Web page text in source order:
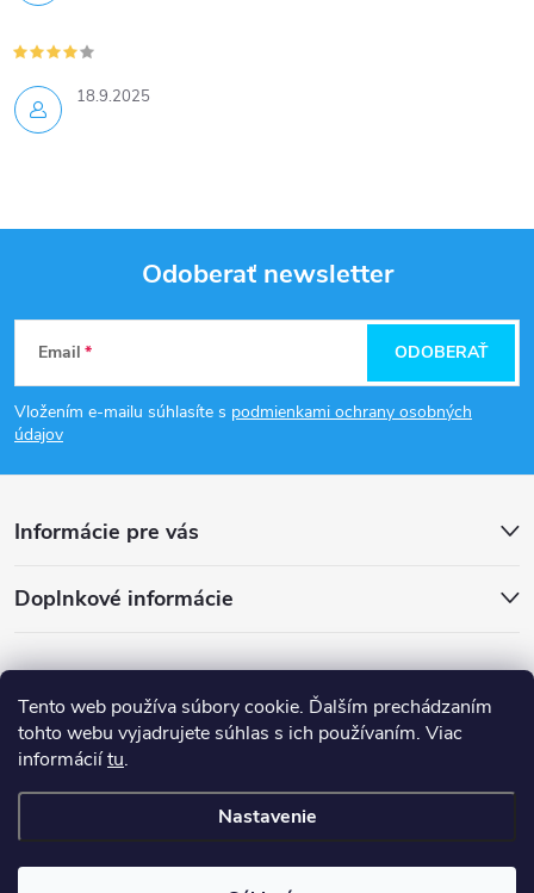
Tento web používa súbory cookie. Ďalším prechádzaním
tohto webu vyjadrujete súhlas s ich používaním. Viac
informáciítu.
Nastavenie
18.9.2025
Z
á
p
ä
e
Odoberať newsletter
Email
Vložením e-mailu súhlasíte s podmienkami ochrany osobných
údajov
ODOBERAŤ
Informácie pre vás
Doplnkové informácie
Copyright 2026smsystem.sk. Všetky práva vyhradené.